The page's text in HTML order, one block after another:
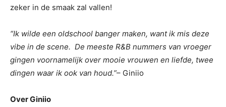
zeker in de smaak zal vallen!
“Ik wilde een oldschool banger maken, want ik mis deze
vibe in de scene. De meeste R&B nummers van vroeger
gingen voornamelijk over mooie vrouwen en liefde, twee
dingen waar ik ook van houd.”– Giniio
Over Giniio